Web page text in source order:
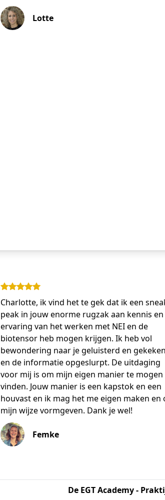
Lotte
Charlotte, ik vind het te gek dat ik een
peak in jouw enorme rugzak aan kennis en
ervaring van het werken met NEI en de
biotensor heb mogen krijgen. Ik heb vol
bewondering naar je geluisterd en gekeken
en de informatie opgeslurpt. De uitdaging
voor mij is om mijn eigen manier te mogen
vinden. Jouw manier is een kapstok en een
houvast en ik mag het me eigen maken en
mijn wijze vormgeven. Dank je wel!
Femke
De EGT Academy -